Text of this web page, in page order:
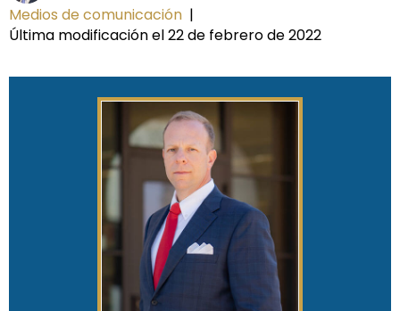
Medios de comunicación |
Última modificación el 22 de febrero de 2022